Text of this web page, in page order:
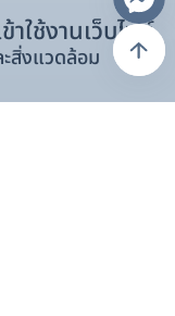
ใช้งานเว็บไซต์
สิ่งแวดล้อม